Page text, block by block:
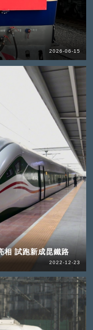
2026-06-15
相 試跑新成昆鐵路
2022-12-23